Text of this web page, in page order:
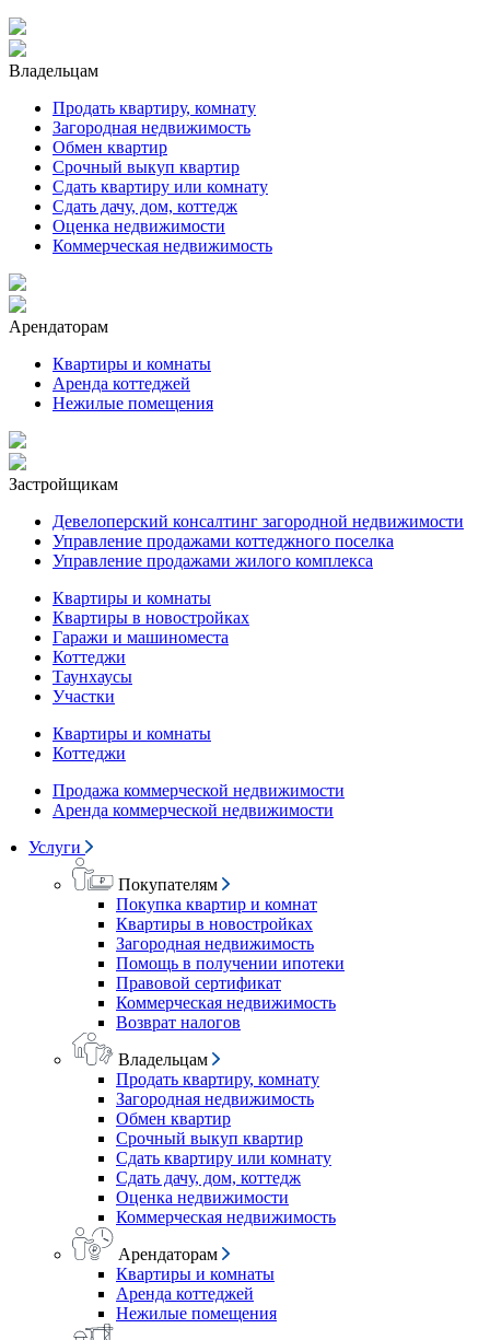
Владельцам
Продать квартиру, комнату
Загородная недвижимость
Обмен квартир
Срочный выкуп квартир
Сдать квартиру или комнату
Сдать дачу, дом, коттедж
Оценка недвижимости
Коммерческая недвижимость
Арендаторам
Квартиры и комнаты
Аренда коттеджей
Нежилые помещения
Застройщикам
Девелоперский консалтинг загородной недвижимости
Управление продажами коттеджного поселка
Управление продажами жилого комплекса
Квартиры и комнаты
Квартиры в новостройках
Гаражи и машиноместа
Коттеджи
Таунхаусы
Участки
Квартиры и комнаты
Коттеджи
Продажа коммерческой недвижимости
Аренда коммерческой недвижимости
Услуги
Покупателям
Покупка квартир и комнат
Квартиры в новостройках
Загородная недвижимость
Помощь в получении ипотеки
Правовой сертификат
Коммерческая недвижимость
Возврат налогов
Владельцам
Продать квартиру, комнату
Загородная недвижимость
Обмен квартир
Срочный выкуп квартир
Сдать квартиру или комнату
Сдать дачу, дом, коттедж
Оценка недвижимости
Коммерческая недвижимость
Арендаторам
Квартиры и комнаты
Аренда коттеджей
Нежилые помещения